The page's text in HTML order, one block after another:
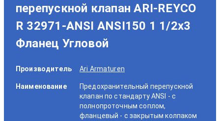
перепускной клапан ARI-REYCO
R 32971-ANSI ANSI150 1 1/2x3
Фланец Угловой
Производитель Ari Armaturen
Наименование
Предохранительный перепускной
клапан по стандарту ANSI - с
полнопроточным соплом,
фланцевый - с закрытым колпаком